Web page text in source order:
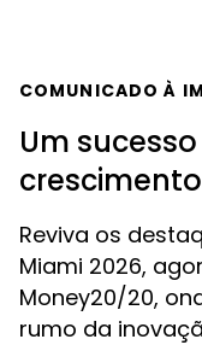
COMUNICADO À
Um
Reviva os
Miami 2026,
Money20/20,
rumo da